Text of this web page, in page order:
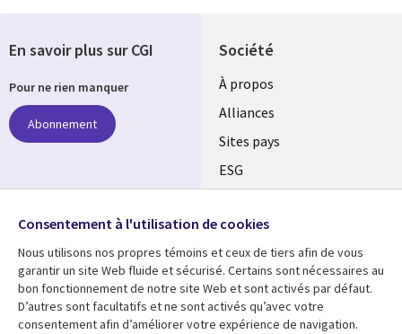
Société
À propos
Alliances
Sites pays
ESG
Fusions
Salle de presse
En savoir plus sur CGI
Pour ne rien manquer
Abonnement
Suivez-nous
Social
Media
Global
FR
Consentement à l'utilisation de cookies
Nous utilisons nos propres témoins et ceux de tiers afin de vous
garantir un site Web fluide et sécurisé. Certains sont nécessaires au
bon fonctionnement de notre site Web et sont activés par défaut.
D’autres sont facultatifs et ne sont activés qu’avec votre
consentement afin d’améliorer votre expérience de navigation.